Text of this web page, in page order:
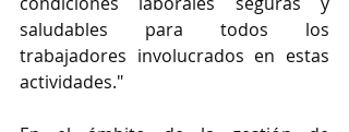
saludables para todos los
trabajadores involucrados en estas
actividades."